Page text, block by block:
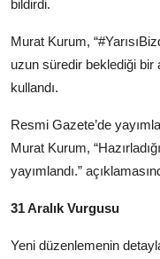
bildirdi.
Murat Kurum,
uzun süredir beklediği bir
kullandı.
Resmi Gazete’de
Murat Kurum,
yayımlandı.”
31 Aralık Vurgusu
Yeni düzenlemenin